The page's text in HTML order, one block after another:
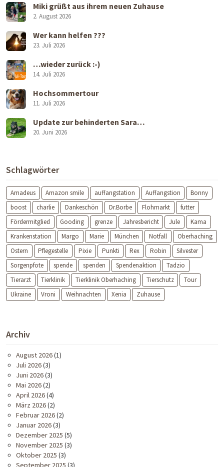
Miki grüßt aus ihrem neuen Zuhause
2. August 2026
Wer kann helfen ???
23. Juli 2026
…wieder zurück :-)
14. Juli 2026
Hochsommertour
11. Juli 2026
Update zur behinderten Sara…
20. Juni 2026
Schlagwörter
Amadeus Amazon smile auffangstation Auffangstion
Bonny
boost
charlie Dankeschön Dr.Borbe Flohmarkt
futter
Fördermitglied
Gooding grenze Jahresbericht Jule
Kama
Krankenstation
Margo Marie München Notfall
Oberhaching
Ostern
Pflegestelle Pixie Punkti Rex Robin
Silvester
Sorgenpfote
spende spenden Spendenaktion
Tadzio
Tierarzt
Tierklinik Tierklinik Oberhaching Tierschutz
Tour
Ukraine
Vroni Weihnachten Xenia Zuhause
Archiv
August 2026(1)
Juli 2026(3)
Juni 2026(3)
Mai 2026(2)
April 2026(4)
März 2026(2)
Februar 2026(2)
Januar 2026(3)
Dezember 2025 (5)
November 2025 (3)
Oktober 2025 (3)
September 2025 (3)